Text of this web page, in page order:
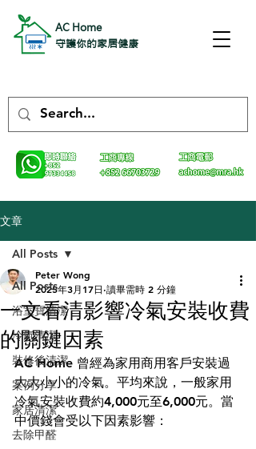
AC Home
守護你的家居健康
文章
All Posts
浴室寶清潔
冷氣清潔
裝修後清潔
案例分享
家居清潔
去除甲醛
All Posts
一文看清影響冷氣安裝收費
的關鍵因素
Peter Wong
2025年3月17日 讀畢需時 2 分鐘
AC Home 曾經為家用商用客戶安裝過
大大小小的冷氣。平均來說，一般家用
冷氣安裝收費約4,000元至6,000元。當
中價錢會受以下因素影響：